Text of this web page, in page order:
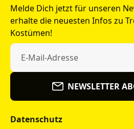
Melde Dich jetzt für unseren
erhalte die neuesten Infos zu
Kostümen!
NEWSLETTER
Datenschutz